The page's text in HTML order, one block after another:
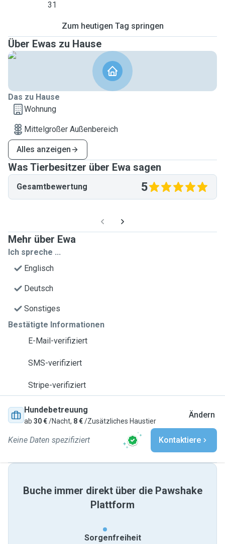
31
Zum heutigen Tag springen
Über Ewas zu Hause
Das zu Hause
Wohnung
Mittelgroßer Außenbereich
Alles anzeigen
Was Tierbesitzer über Ewa sagen
Gesamtbewertung 5
Mehr über Ewa
Ich spreche ...
Englisch
Deutsch
Sonstiges
Bestätigte Informationen
E-Mail-verifiziert
SMS-verifiziert
Stripe-verifiziert
Hundebetreuung
ab 30 €/Nacht, 8 €/Zusätzliches Haustier
Ändern
Keine Daten spezifiziert Kontaktiere
Buche immer direkt über die Pawshake
Plattform
Sorgenfreiheit